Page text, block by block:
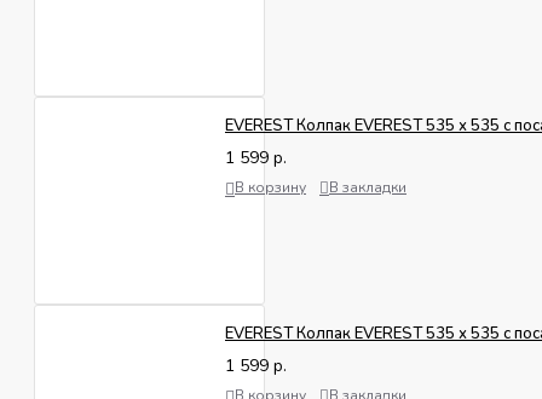
EVEREST Колпак EVEREST 535 х 535 с
1 599 р.
В корзину В закладки
EVEREST Колпак EVEREST 535 х 535 с
1 599 р.
В корзину В закладки